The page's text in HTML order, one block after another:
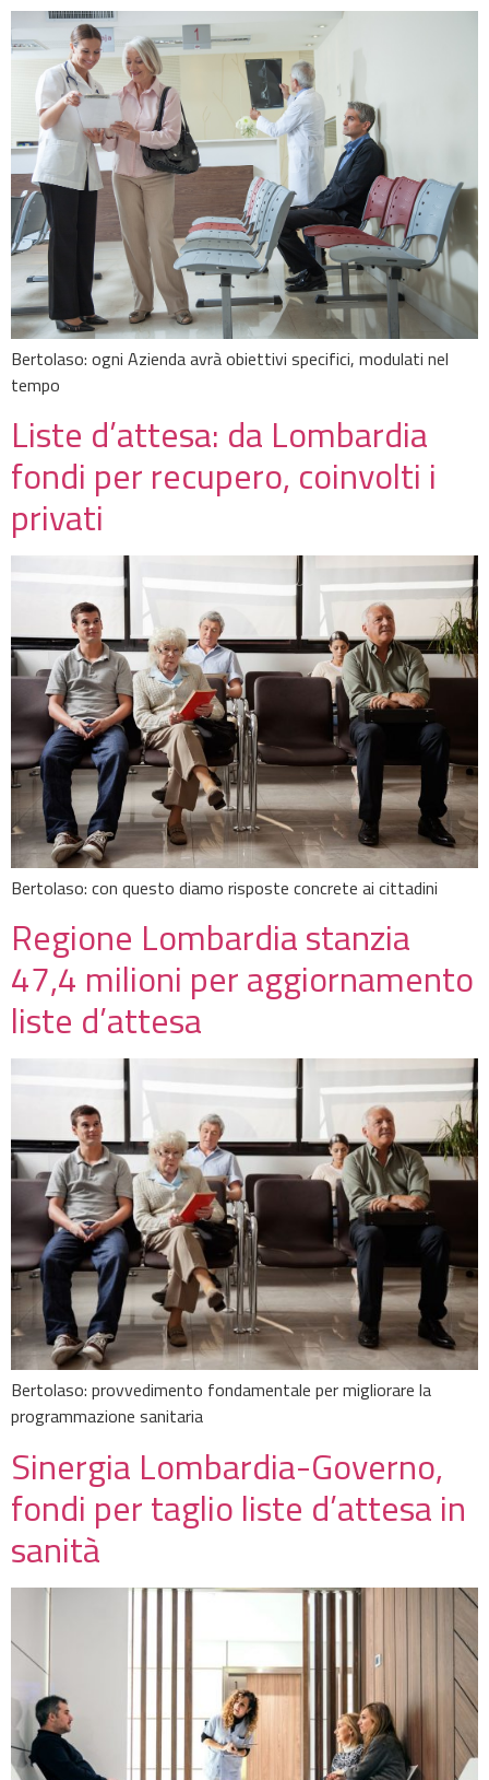
Bertolaso: ogni Azienda avrà obiettivi specifici, modulati nel
tempo
Liste d’attesa: da Lombardia
fondi per recupero, coinvolti i
privati
Bertolaso: con questo diamo risposte concrete ai cittadini
Regione Lombardia stanzia
47,4 milioni per aggiornamento
liste d’attesa
Bertolaso: provvedimento fondamentale per migliorare la
programmazione sanitaria
Sinergia Lombardia-Governo,
fondi per taglio liste d’attesa in
sanità